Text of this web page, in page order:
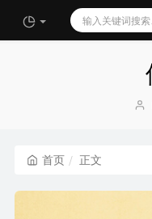
首页 正文